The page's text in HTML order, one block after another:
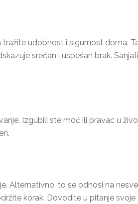
udobnost i sigurnost doma.
srećan i uspešan brak.
Izgubili ste moć ili pravac u
Alternativno, to se odnosi na
korak. Dovodite u pitanje